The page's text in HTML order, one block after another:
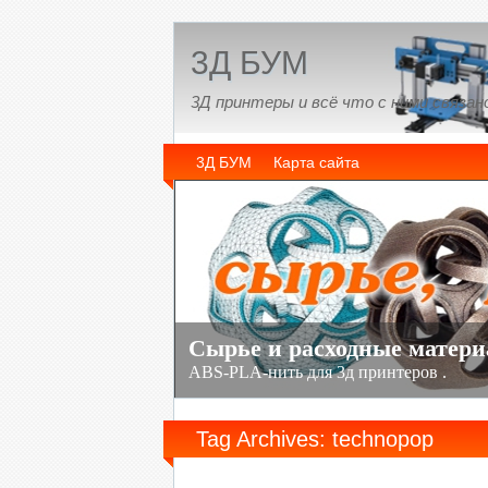
3Д БУМ
3Д принтеры и всё что с ними
3Д БУМ Карта сайта
Tag Archives: technopop